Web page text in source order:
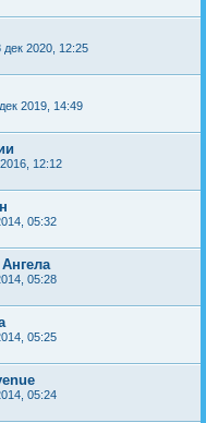
дек 2020, 12:25
2019, 14:49
12:12
05:32
05:28
05:25
05:24